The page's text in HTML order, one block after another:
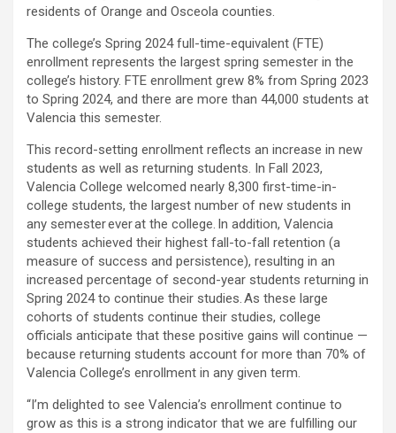
residents of Orange and Osceola counties.
The college’s Spring 2024 full-time-equivalent (FTE)
enrollment represents the largest spring semester in the
college’s history. FTE enrollment grew 8% from Spring 2023
to Spring 2024, and there are more than 44,000 students at
Valencia this semester.
This record-setting enrollment reflects an increase in new
students as well as returning students. In Fall 2023,
Valencia College welcomed nearly 8,300 first-time-in-
college students, the largest number of new students in
any semester ever at the college. In addition, Valencia
students achieved their highest fall-to-fall retention (a
measure of success and persistence), resulting in an
increased percentage of second-year students returning in
Spring 2024 to continue their studies. As these large
cohorts of students continue their studies, college
officials anticipate that these positive gains will continue —
because returning students account for more than 70% of
Valencia College’s enrollment in any given term.
“I’m delighted to see Valencia’s enrollment continue to
grow as this is a strong indicator that we are fulfilling our